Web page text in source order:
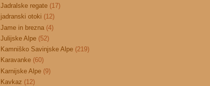
Jadralske regate (17)
jadranski otoki (12)
Jame in brezna (4)
Julijske Alpe (52)
Kamniško Savinjske Alpe (219)
Karavanke (60)
Karnijske Alpe (9)
Kavkaz (12)